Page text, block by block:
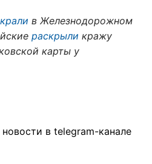
в Железнодорожном
раскрыли кражу
карты у
в telegram-канале